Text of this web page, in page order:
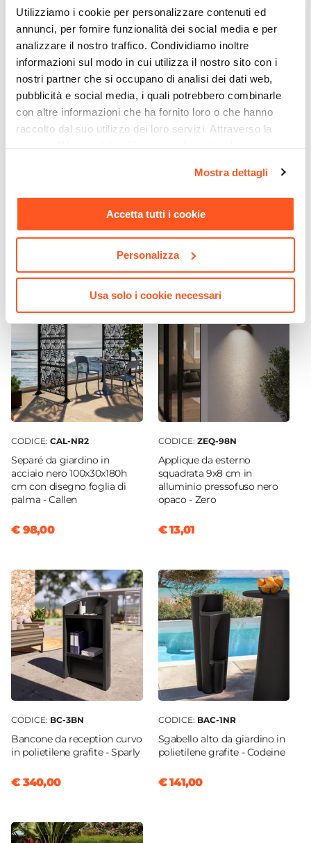
Utilizziamo i cookie per personalizzare contenuti ed
annunci, per fornire funzionalità dei social media e per
analizzare il nostro traffico. Condividiamo inoltre
informazioni sul modo in cui utilizza il nostro sito con i
nostri partner che si occupano di analisi dei dati web,
pubblicità e social media, i quali potrebbero combinarle
con altre informazioni che ha fornito loro o che hanno
raccolto dal suo utilizzo dei loro servizi. Attraverso la
sezione "Mostra dettagli" è possibile gestire le proprie
momento. Per maggiori informazioni si invita a leggere la
nostraCookie Policy.
Mostra dettagli
Accetta tutti i cookie
Personalizza
Usa solo i cookie necessari
Dimensioni Struttura
Ø 11,5 cm
Bianco caldo
Colore
Nero
Destinazione D'uso
Interno ed esterno
CODICE:WALL-E
ecrù - Wall
€ 84,00
CODICE: CAL-NR2
Separé da giardino in
acciaio nero 100x30x180h
cm con disegno foglia di
palma - Callen
€ 98,00
CODICE: ZEQ-98N
Applique da esterno
squadrata 9x8 cm in
alluminio pressofuso nero
opaco - Zero
€ 13,01
CODICE: BC-3BN
Bancone da reception curvo
in polietilene grafite - Sparly
€ 340,00
CODICE: BAC-1NR
Sgabello alto da giardino in
polietilene grafite - Codeine
€ 141,00